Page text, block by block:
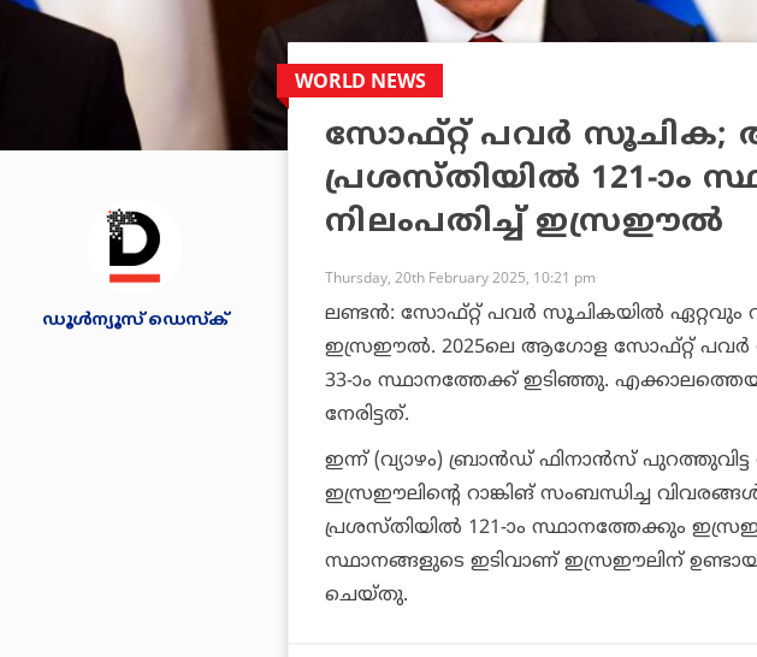
ഡൂള്‍ന്യൂസ് ഡെസ്‌ക്
WORLD NEWS
സോഫ്റ്റ് പവര്‍
പ്രശസ്തിയില്‍ 121-ാം
നിലംപതിച്ച് ഇസ്രഈല്‍
Thursday, 20th February 2025, 10:21 pm
ലണ്ടന്‍: സോഫ്റ്റ് പവര്‍ സൂചികയില്‍ ഏറ്റവും
ഇസ്രഈല്‍. 2025ലെ ആഗോള സോഫ്റ്റ്
33-ാം സ്ഥാനത്തേക്ക് ഇടിഞ്ഞു.
നേരിട്ടത്.
ഇന്ന് (വ്യാഴം) ബ്രാന്‍ഡ് ഫിനാന്‍സ് പുറത്തുവിട്ട
ഇസ്രഈലിന്റെ റാങ്കിങ് സംബന്ധിച്ച
പ്രശസ്തിയില്‍ 121-ാം സ്ഥാനത്തേക്കും
സ്ഥാനങ്ങളുടെ ഇടിവാണ് ഇസ്രഈലിന്
ചെയ്തു.